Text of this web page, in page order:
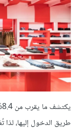
طريق الدخول إليها،